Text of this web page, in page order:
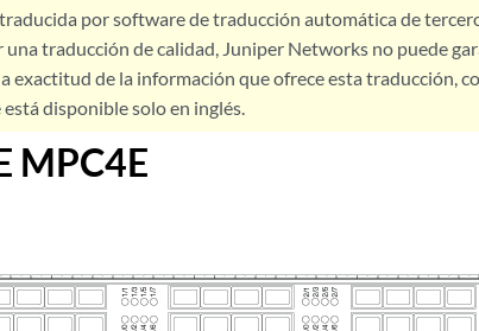
por software de traducción automática de
traducción de calidad, Juniper Networks no puede
exactitud de la información que ofrece esta traducción,
disponible solo en inglés.
MPC4E